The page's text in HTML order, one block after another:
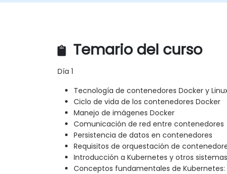
Temario del curso
Día 1
Tecnología de contenedores Docker y
Ciclo de vida de los contenedores Docker
Manejo de imágenes Docker
Comunicación de red entre contenedores
Persistencia de datos en contenedores
Requisitos de orquestación de
Introducción a Kubernetes y otros
Conceptos fundamentales de Kubernetes: